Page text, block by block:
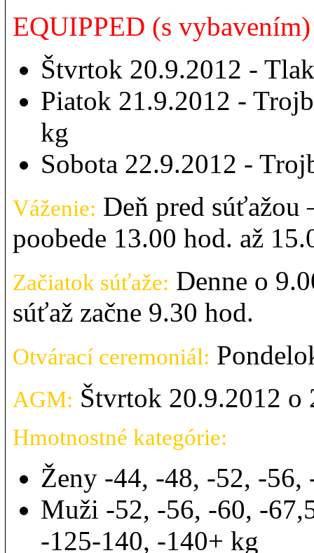
EQUIPPED (s vybavením)
Štvrtok 20.9.2012 -
Piatok 21.9.2012 -
kg
Sobota 22.9.2012 -
Váženie: Deň pred súťažou
poobede 13.00 hod. až
Začiatok súťaže: Denne o
súťaž začne 9.30 hod.
Otvárací ceremoniál:
AGM: Štvrtok 20.9.2012
Hmotnostné kategórie:
Ženy -44, -48, -52, -
Muži -52, -56, -60, -
-125-140, -140+ kg